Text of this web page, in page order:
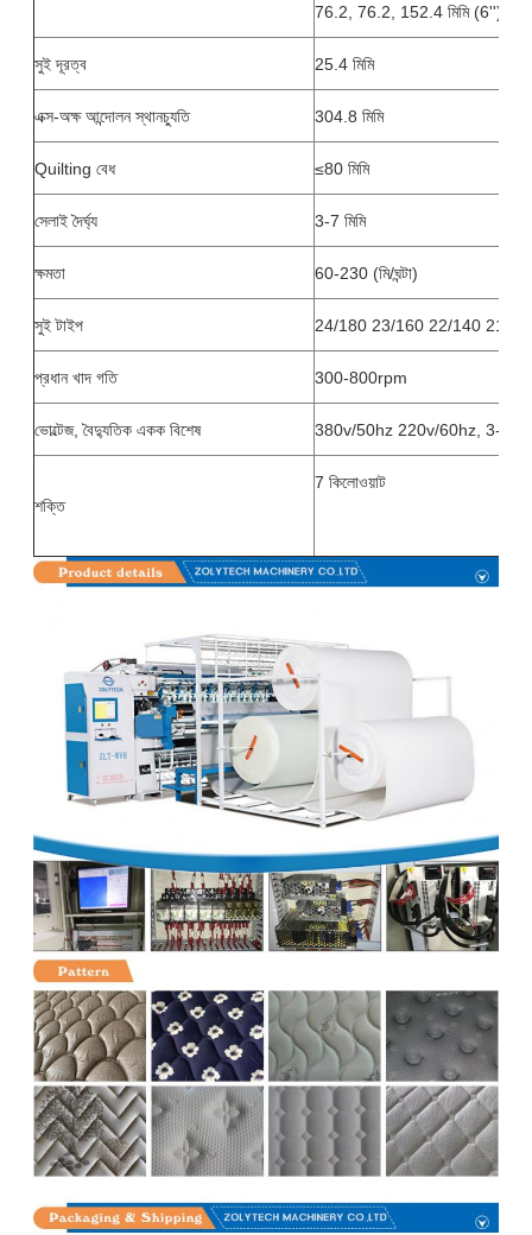
76.2, 76.2, 152.4 মিমি (6'')
সুই দূরত্ব 25.4 মিমি
এক্স-অক্ষ আন্দোলন স্থানচ্যুতি 304.8 মিমি
Quilting বেধ ≤80 মিমি
সেলাই দৈর্ঘ্য 3-7 মিমি
ক্ষমতা 60-230 (মি/ঘন্টা)
সুই টাইপ 24/180 23/160 22/140 21/
প্রধান খাদ গতি 300-800rpm
ভোল্টেজ, বৈদ্যুতিক একক বিশেষ 380v/50hz 220v/60hz, 3-ফেজ
শক্তি
7 কিলোওয়াট